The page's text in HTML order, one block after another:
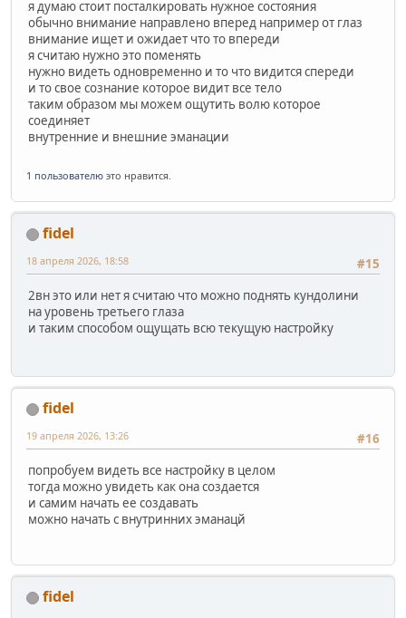
я думаю стоит посталкировать нужное состояния
обычно внимание направлено вперед например от глаз
внимание ищет и ожидает что то впереди
я считаю нужно это поменять
нужно видеть одновременно и то что видится спереди
и то свое сознание которое видит все тело
таким образом мы можем ощутить волю которое
соединяет
внутренние и внешние эманации
1 пользователю это нравится.
fidel
#15
18 апреля 2026, 18:58
2вн это или нет я считаю что можно поднять кундолини
на уровень третьего глаза
и таким способом ощущать всю текущую настройку
fidel
#16
19 апреля 2026, 13:26
попробуем видеть все настройку в целом
тогда можно увидеть как она создается
и самим начать ее создавать
можно начать с внутринних эманацй
fidel